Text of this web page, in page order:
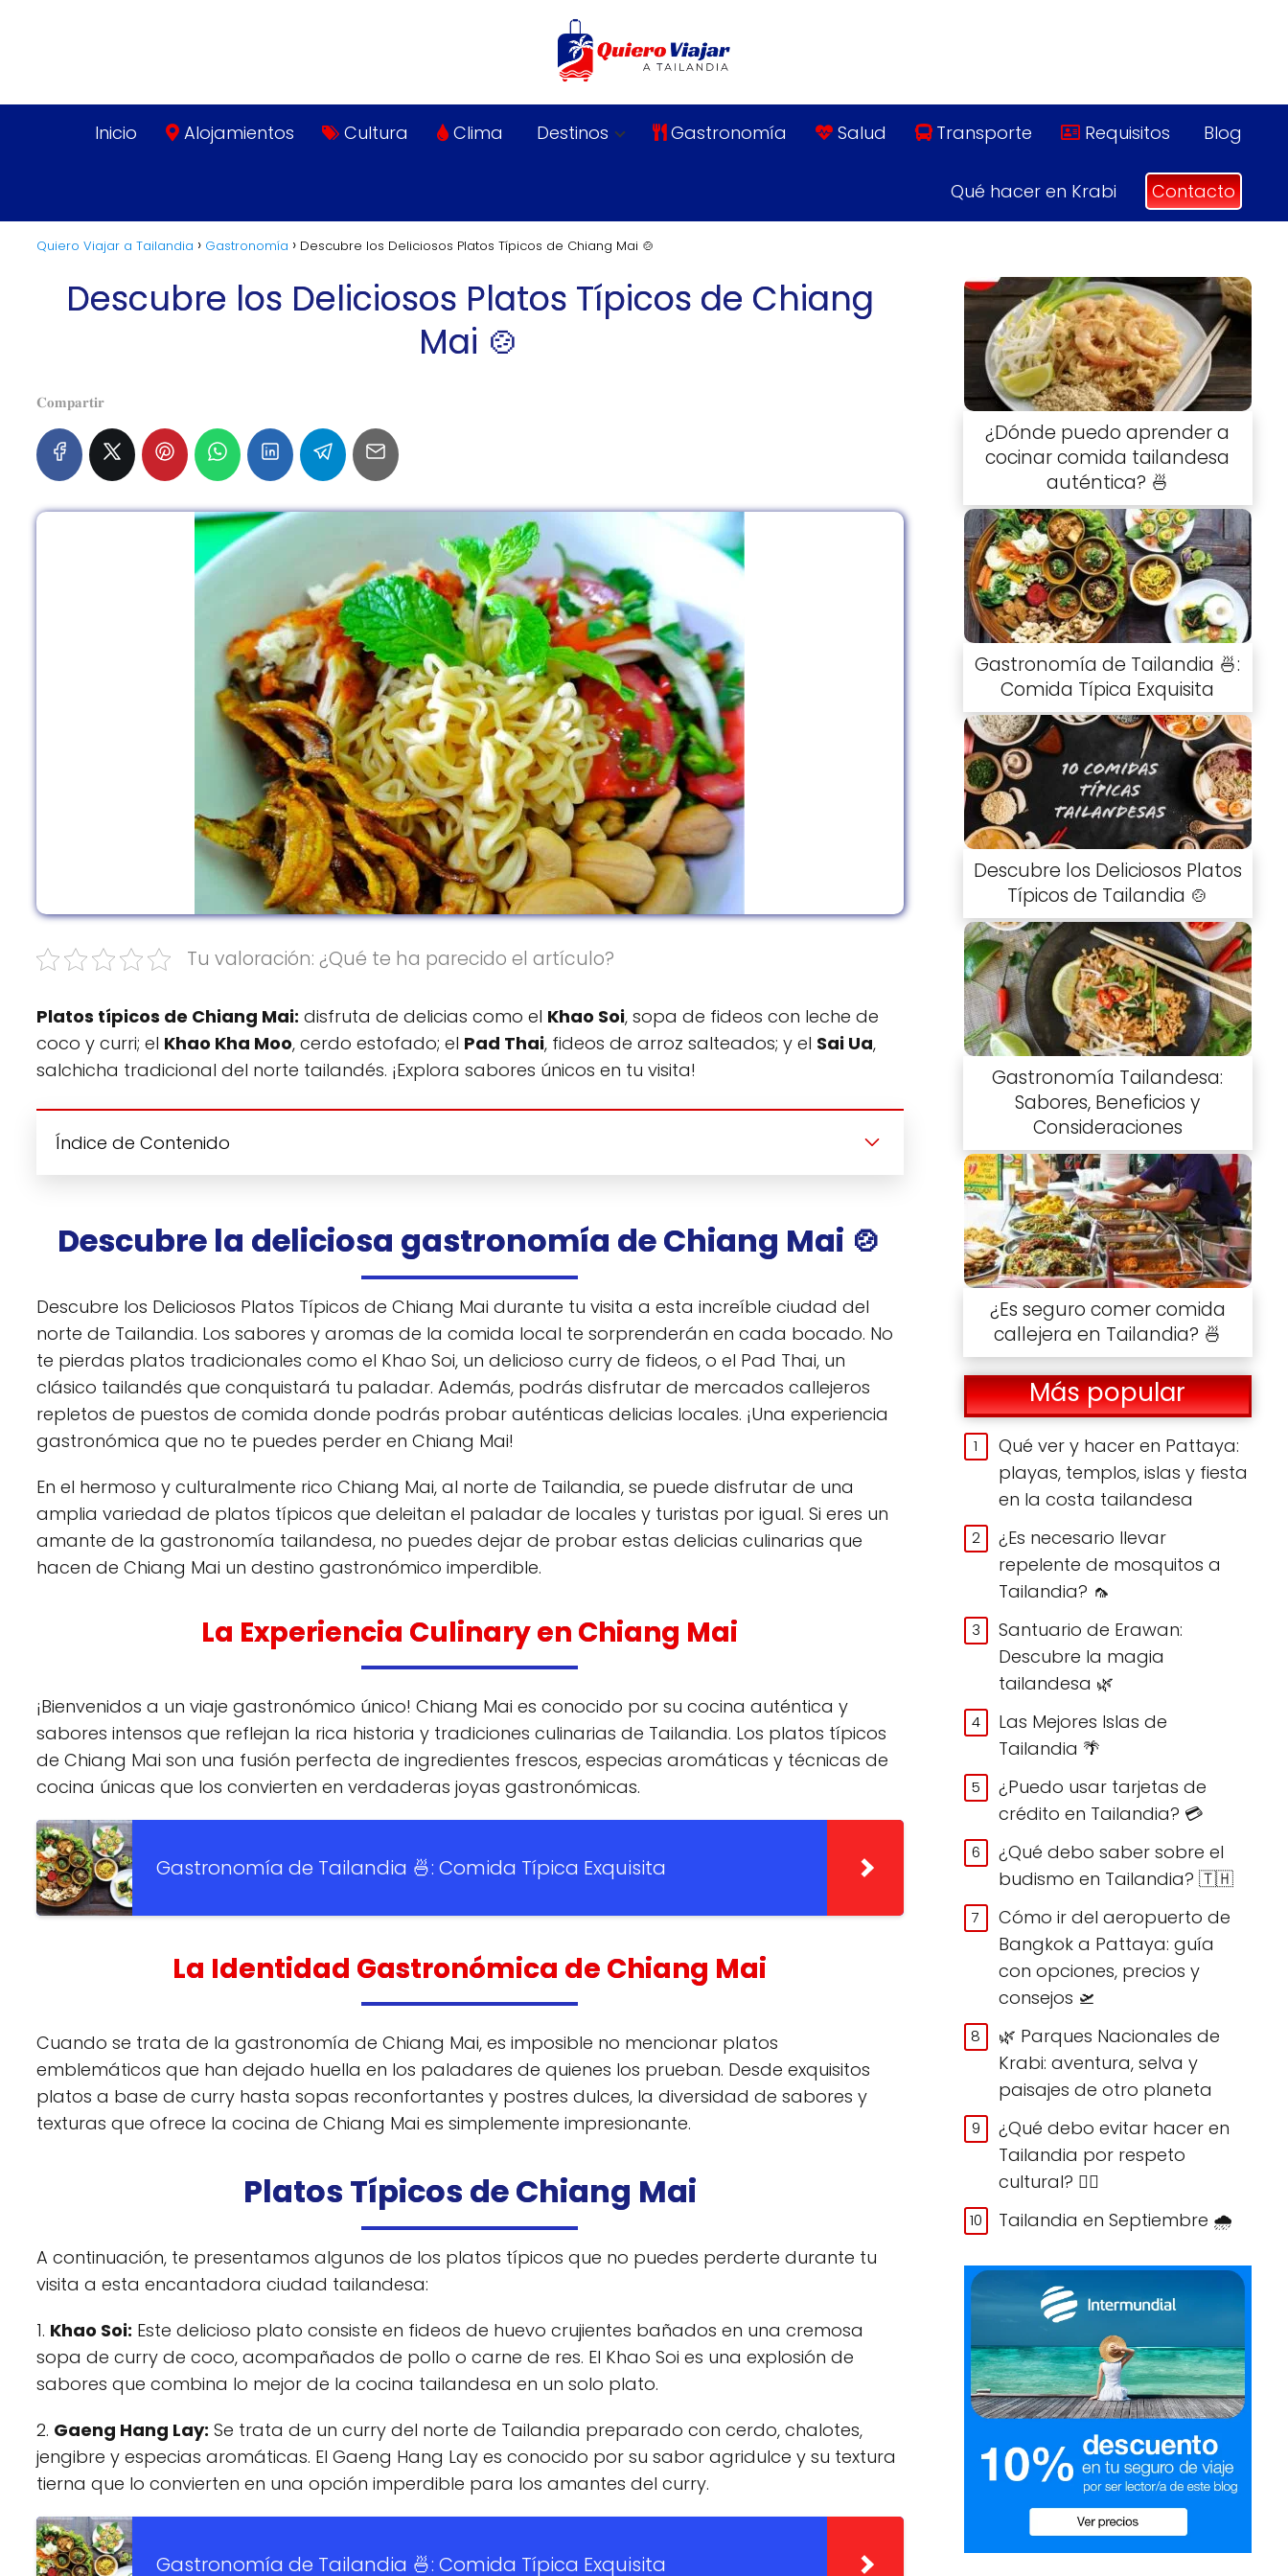
Inicio Alojamientos Cultura Clima Destinos Gastronomía Salud Transporte Requisitos Blog
Qué hacer en Krabi Contacto
Quiero Viajar a Tailandia Gastronomía Descubre los Deliciosos Platos Típicos de Chiang Mai 🍲
Descubre los Deliciosos Platos Típicos de Chiang
Mai 🍲
𝐂𝐨𝐦𝐩𝐚𝐫𝐭𝐢𝐫
Tu valoración: ¿Qué te ha parecido el artículo?
Platos típicos de Chiang Mai: disfruta de delicias como el Khao Soi, sopa de fideos con leche de
coco y curri; el Khao Kha Moo, cerdo estofado; el Pad Thai, fideos de arroz salteados; y el Sai Ua,
salchicha tradicional del norte tailandés. ¡Explora sabores únicos en tu visita!
Índice de Contenido
Descubre la deliciosa gastronomía de Chiang Mai 🍲
Descubre los Deliciosos Platos Típicos de Chiang Mai durante tu visita a esta increíble ciudad del
norte de Tailandia. Los sabores y aromas de la comida local te sorprenderán en cada bocado. No
te pierdas platos tradicionales como el Khao Soi, un delicioso curry de fideos, o el Pad Thai, un
clásico tailandés que conquistará tu paladar. Además, podrás disfrutar de mercados callejeros
repletos de puestos de comida donde podrás probar auténticas delicias locales. ¡Una experiencia
gastronómica que no te puedes perder en Chiang Mai!
En el hermoso y culturalmente rico Chiang Mai, al norte de Tailandia, se puede disfrutar de una
amplia variedad de platos típicos que deleitan el paladar de locales y turistas por igual. Si eres un
amante de la gastronomía tailandesa, no puedes dejar de probar estas delicias culinarias que
hacen de Chiang Mai un destino gastronómico imperdible.
La Experiencia Culinary en Chiang Mai
¡Bienvenidos a un viaje gastronómico único! Chiang Mai es conocido por su cocina auténtica y
sabores intensos que reflejan la rica historia y tradiciones culinarias de Tailandia. Los platos típicos
de Chiang Mai son una fusión perfecta de ingredientes frescos, especias aromáticas y técnicas de
cocina únicas que los convierten en verdaderas joyas gastronómicas.
Gastronomía de Tailandia 🍜: Comida Típica Exquisita
La Identidad Gastronómica de Chiang Mai
Cuando se trata de la gastronomía de Chiang Mai, es imposible no mencionar platos
emblemáticos que han dejado huella en los paladares de quienes los prueban. Desde exquisitos
platos a base de curry hasta sopas reconfortantes y postres dulces, la diversidad de sabores y
texturas que ofrece la cocina de Chiang Mai es simplemente impresionante.
Platos Típicos de Chiang Mai
A continuación, te presentamos algunos de los platos típicos que no puedes perderte durante tu
visita a esta encantadora ciudad tailandesa:
1. Khao Soi: Este delicioso plato consiste en fideos de huevo crujientes bañados en una cremosa
sopa de curry de coco, acompañados de pollo o carne de res. El Khao Soi es una explosión de
sabores que combina lo mejor de la cocina tailandesa en un solo plato.
2. Gaeng Hang Lay: Se trata de un curry del norte de Tailandia preparado con cerdo, chalotes,
jengibre y especias aromáticas. El Gaeng Hang Lay es conocido por su sabor agridulce y su textura
tierna que lo convierten en una opción imperdible para los amantes del curry.
Gastronomía de Tailandia 🍜: Comida Típica Exquisita
¿Dónde puedo aprender a
cocinar comida tailandesa
auténtica? 🍜
Gastronomía de Tailandia 🍜:
Comida Típica Exquisita
Descubre los Deliciosos Platos
Típicos de Tailandia 🍲
Gastronomía Tailandesa:
Sabores, Beneficios y
Consideraciones
¿Es seguro comer comida
callejera en Tailandia? 🍜
Más popular
Qué ver y hacer en Pattaya:
playas, templos, islas y fiesta
en la costa tailandesa
¿Es necesario llevar
repelente de mosquitos a
Tailandia? 🦟
Santuario de Erawan:
Descubre la magia
tailandesa 🌿
Las Mejores Islas de
Tailandia 🌴
¿Puedo usar tarjetas de
crédito en Tailandia? 💳
¿Qué debo saber sobre el
budismo en Tailandia? 🇹🇭
Cómo ir del aeropuerto de
Bangkok a Pattaya: guía
con opciones, precios y
consejos 🛫
🌿 Parques Nacionales de
Krabi: aventura, selva y
paisajes de otro planeta
¿Qué debo evitar hacer en
Tailandia por respeto
cultural? 🙅‍♀️
Tailandia en Septiembre 🌧️